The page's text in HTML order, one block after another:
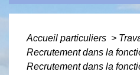
Accueil particuliers >
Recrutement dans la
Recrutement dans la